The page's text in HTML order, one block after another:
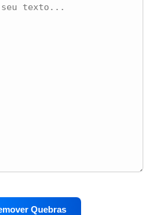
Quebras